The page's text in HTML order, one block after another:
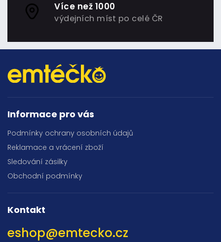
Více než 1000
výdejních míst po celé ČR
Informace pro vás
Podmínky ochrany osobních údajů
Reklamace a vrácení zboží
Sledování zásilky
Obchodní podmínky
Kontakt
eshop@emtecko.cz